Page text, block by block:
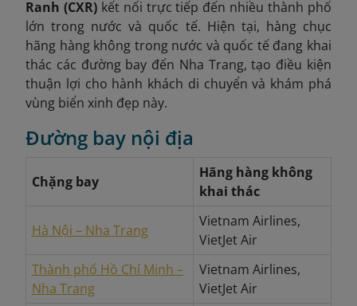
Ranh (CXR)kết nối trực tiếp đến nhiều thành phố
lớn trong nước và quốc tế. Hiện tại, hàng chục
hãng hàng không trong nước và quốc tế đang khai
thác các đường bay đến Nha Trang, tạo điều kiện
thuận lợi cho hành khách di chuyển và khám phá
vùng biển xinh đẹp này.
Đường bay nội địa
Chặng bay
Hãng hàng không
khai thác
Hà Nội – Nha Trang
Vietnam Airlines,
VietJet Air
Thành phố Hồ Chí Minh –
Nha Trang
Vietnam Airlines,
VietJet Air